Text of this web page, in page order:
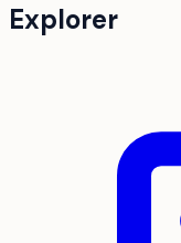
Explorer